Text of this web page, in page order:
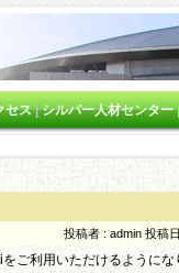
セス|シルバー人材センター
投稿者 : admin 投稿
をご利用いただけるように